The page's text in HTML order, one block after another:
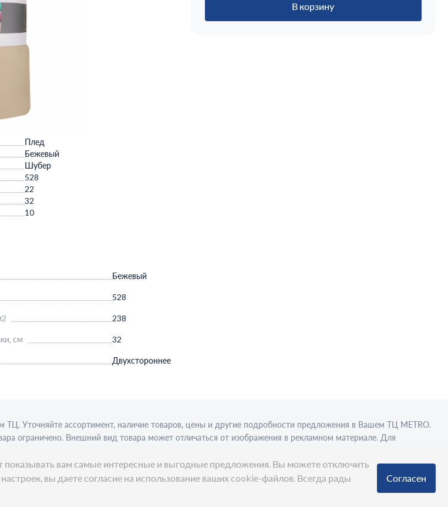
Плед
Бежевый
Шубер
528
22
32
10
Бежевый
528
238
см 32
Двухстороннее
В корзину
Уточняйте ассортимент, наличие товаров, цены и другие подробности предложения в Вашем ТЦ МЕТRО.
ограничено. Внешний вид товара может отличаться от изображения в рекламном материале. Для
показывать вам самые интересные и выгодные предложения. Вы можете отключить
вы даете согласие на использование ваших cookie-файлов. Всегда рады
Согласен